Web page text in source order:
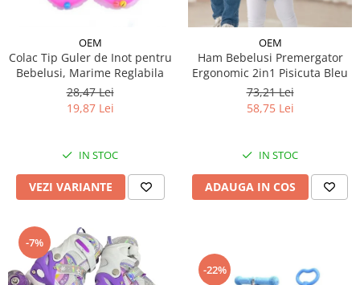
OEM
Colac Tip Guler de Inot pentru
Bebelusi, Marime Reglabila
28,47 Lei
19,87 Lei
IN STOC
VEZI VARIANTE
OEM
Ham Bebelusi Premergator
Ergonomic 2in1 Pisicuta Bleu
73,21 Lei
58,75 Lei
IN STOC
ADAUGA IN COS
-7%
-22%